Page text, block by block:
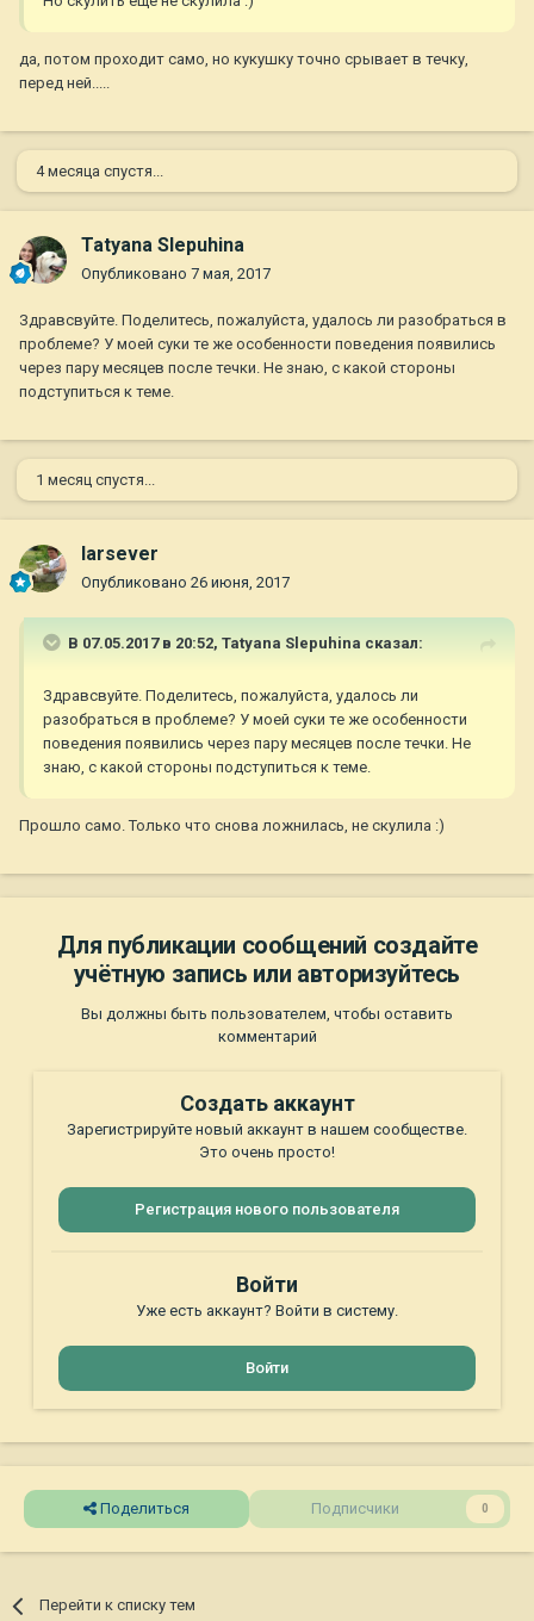
да, потом проходит само, но кукушку точно срывает в течку,
перед ней.....
4 месяца спустя...
Tatyana Slepuhina
Опубликовано 7 мая, 2017
Здравсвуйте. Поделитесь, пожалуйста, удалось ли разобраться в
проблеме? У моей суки те же особенности поведения появились
через пару месяцев после течки. Не знаю, с какой стороны
подступиться к теме.
1 месяц спустя...
larsever
Опубликовано 26 июня, 2017
В 07.05.2017 в 20:52, Tatyana Slepuhina сказал:
Здравсвуйте. Поделитесь, пожалуйста, удалось ли
разобраться в проблеме? У моей суки те же особенности
поведения появились через пару месяцев после течки. Не
знаю, с какой стороны подступиться к теме.
Прошло само. Только что снова ложнилась, не скулила :)
Для публикации сообщений создайте
учётную запись или авторизуйтесь
Вы должны быть пользователем, чтобы оставить
комментарий
Создать аккаунт
Зарегистрируйте новый аккаунт в нашем сообществе.
Это очень просто!
Регистрация нового пользователя
Войти
Уже есть аккаунт? Войти в систему.
Войти
Поделиться Подписчики 0
Перейти к списку тем